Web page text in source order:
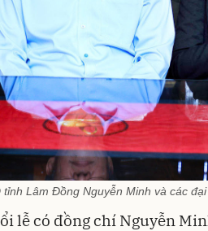
tỉnh Lâm Đồng Nguyễn Minh và các
lễ có đồng chí Nguyễn